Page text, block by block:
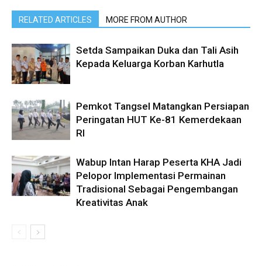
RELATED ARTICLES MORE FROM AUTHOR
Setda Sampaikan Duka dan Tali Asih
Kepada Keluarga Korban Karhutla
Pemkot Tangsel Matangkan Persiapan
Peringatan HUT Ke-81 Kemerdekaan
RI
Wabup Intan Harap Peserta KHA Jadi
Pelopor Implementasi Permainan
Tradisional Sebagai Pengembangan
Kreativitas Anak